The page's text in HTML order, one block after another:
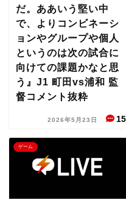
だ。ああいう堅い中
で、よりコンビネーシ
ョンやグループや個人
というのは次の試合に
向けての課題かなと思
う』J1 町田vs浦和 監
督コメント抜粋
2026年5月23日 15
ゲーム